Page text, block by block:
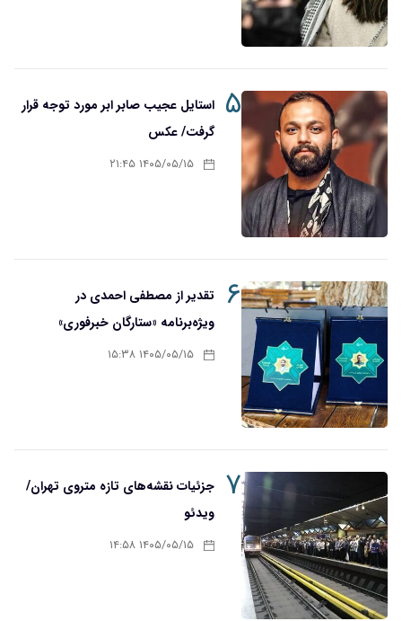
۵ استایل عجیب صابر ابر مورد توجه قرار
گرفت/ عکس
۱۴۰۵/۰۵/۱۵ ۲۱:۴۵
۶
تقدیر از مصطفی احمدی در
ویژه‌برنامه «ستارگان خبرفوری»
۱۴۰۵/۰۵/۱۵ ۱۵:۳۸
۷ جزئیات نقشه‌های تازه متروی تهران/
ویدئو
۱۴۰۵/۰۵/۱۵ ۱۴:۵۸